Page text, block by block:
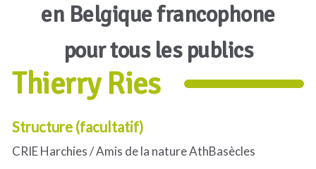
en Belgique francophone
pour tous les publics
Thierry Ries
Structure (facultatif)
CRIE Harchies / Amis de la nature AthBasècles